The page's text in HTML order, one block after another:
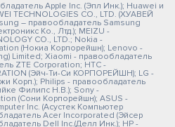
Apple Inc. (Эпл Инк.); Huawei и
TECHNOLOGIES CO., LTD. (ХУАВЕЙ
– правообладатель Samsung
Ко., Лтд.); MEIZU -
CO., LTD.; Nokia -
(Нокиа Корпорейшн); Lenovo -
Limited; Xiaomi - правообладатель
ZTE Corporation; HTC -
(Эйч-Ти-Си КОРПОРЕЙШН); LG -
Корп.); Philips - правообладатель
Филипс Н.В.); Sony -
(Сони Корпорейшн); ASUS -
Inc. (Асустек Компьютер
Acer Incorporated (Эйсер
Dell Inc.(Делл Инк.); HP -